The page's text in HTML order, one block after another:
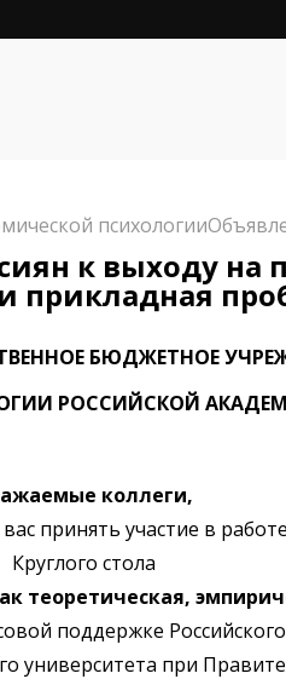
психологии
к выходу на
прикладная
БЮДЖЕТНОЕ
РОССИЙСКОЙ
коллеги,
принять участие в работе
Круглого стола
теоретическая,
поддержке
университета при